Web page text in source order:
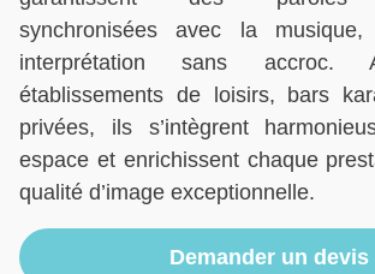
synchronisées avec la
interprétation sans accroc.
établissements de loisirs, bars
privées, ils s’intègrent
espace et enrichissent chaque
qualité d’image exceptionnelle.
Demander un devis